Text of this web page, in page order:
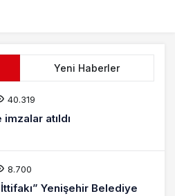
Yeni Haberler
40.319
atıldı
8.700
Yenişehir Belediye